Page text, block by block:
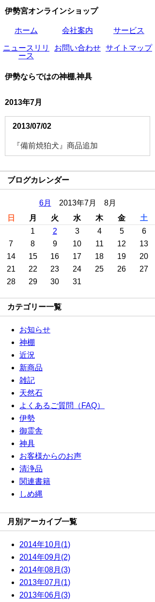
伊勢宮オンラインショップ
ホーム 会社案内 サービス
ニュースリリ
ース
お問い合わせ サイトマップ
伊勢ならではの神棚,神具
2013年7月
2013/07/02
『備前焼狛犬』商品追加
ブログカレンダー
6月
2013年7月 8月
日
月 火 水 木 金
土
1
2 3 4 5
6
7
8 9 10 11 12
13
14
15 16 17 18 19
20
21
22 23 24 25 26
27
28
29 30 31
カテゴリー一覧
お知らせ
神棚
近況
新商品
雑記
天然石
よくあるご質問（FAQ）
伊勢
御霊舎
神具
お客様からのお声
清浄品
関連書籍
しめ縄
月別アーカイブ一覧
2014年10月(1)
2014年09月(2)
2014年08月(3)
2013年07月(1)
2013年06月(3)